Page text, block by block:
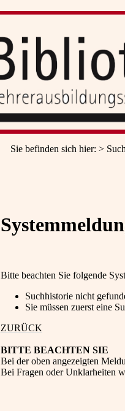
Sie befinden sich hier:
Bitte beachten Sie folgende
Suchhistorie nicht
Sie müssen zuerst eine
ZURÜCK
BITTE BEACHTEN SIE
Bei der oben angezeigten
Bei Fragen oder Unklarheiten